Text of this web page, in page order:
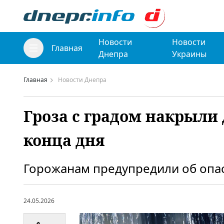
Главная
Новости
Днепра
Новости
Украины
Главная Новости Днепра
Гроза с градом накрыли
конца дня
Горожанам предупредили об
24.05.2026